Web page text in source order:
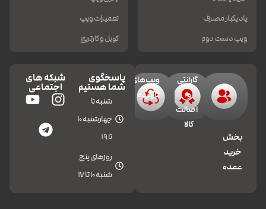
پاد یکبار مصرف
ویپ دست دوم
تعمیرات ویپ
کویل و کارتریج
بخش
خرید
عمده
گارانتی
و
اصالت
کالا
ویپ‌های
کارکرده
پاسخگوی
شما هستیم
شنبه تا
چهارشنبه 10
تا 19
روزهای پنج
شنبه 10 تا 17
شبکه های
اجتماعی